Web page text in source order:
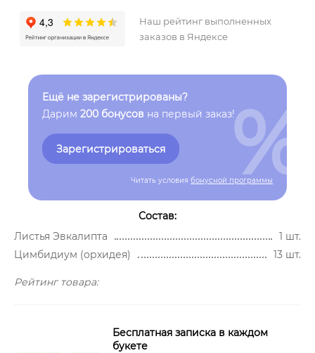
Наш рейтинг выполненных
заказов в Яндексе
Ещё не зарегистрированы?
Дарим 200 бонусов на первый заказ!
Зарегистрироваться
Читать условия бонусной программы
%
Состав:
Листья Эвкалипта
1 шт.
Цимбидиум (орхидея)
13 шт.
Рейтинг товара:
Бесплатная записка в каждом
букете